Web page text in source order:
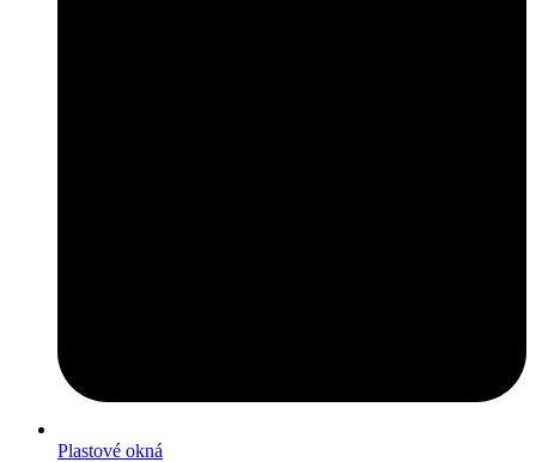
Plastové okná